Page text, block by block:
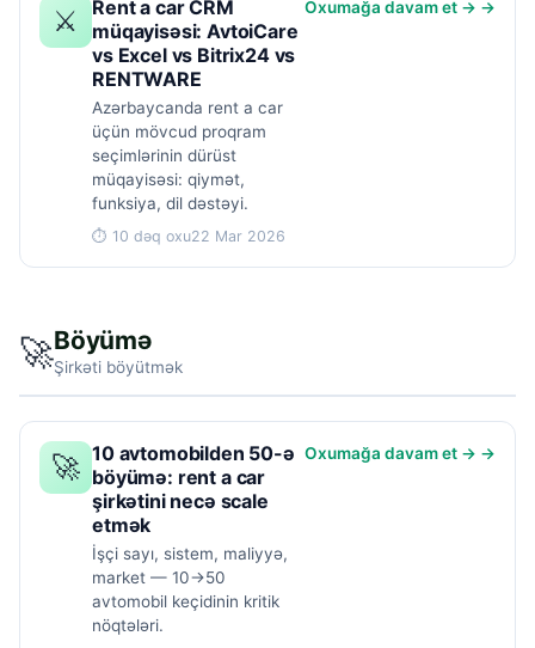
⚔️
Rent a car CRM
müqayisəsi: AvtoiCare
vs Excel vs Bitrix24 vs
RENTWARE
Azərbaycanda rent a car
üçün mövcud proqram
seçimlərinin dürüst
müqayisəsi: qiymət,
funksiya, dil dəstəyi.
⏱ 10 dəq oxu22 Mar 2026
Oxumağa davam et → →
🚀Böyümə
Şirkəti böyütmək
🚀 10 avtomobilden 50-ə
böyümə: rent a car
şirkətini necə scale
etmək
İşçi sayı, sistem, maliyyə,
market — 10→50
avtomobil keçidinin kritik
nöqtələri.
Oxumağa davam et → →